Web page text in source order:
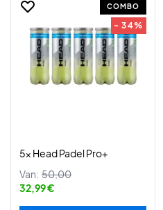
COMBO
- 34%
5x Head Padel Pro+
Van: 50,00
32,99 €